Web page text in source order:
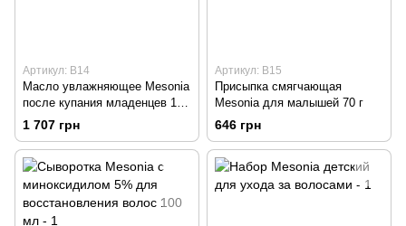
Артикул: B14
Масло увлажняющее Mesonia
после купания младенцев 100
мл
1 707 грн
Артикул: B15
Присыпка смягчающая
Mesonia для малышей 70 г
646 грн